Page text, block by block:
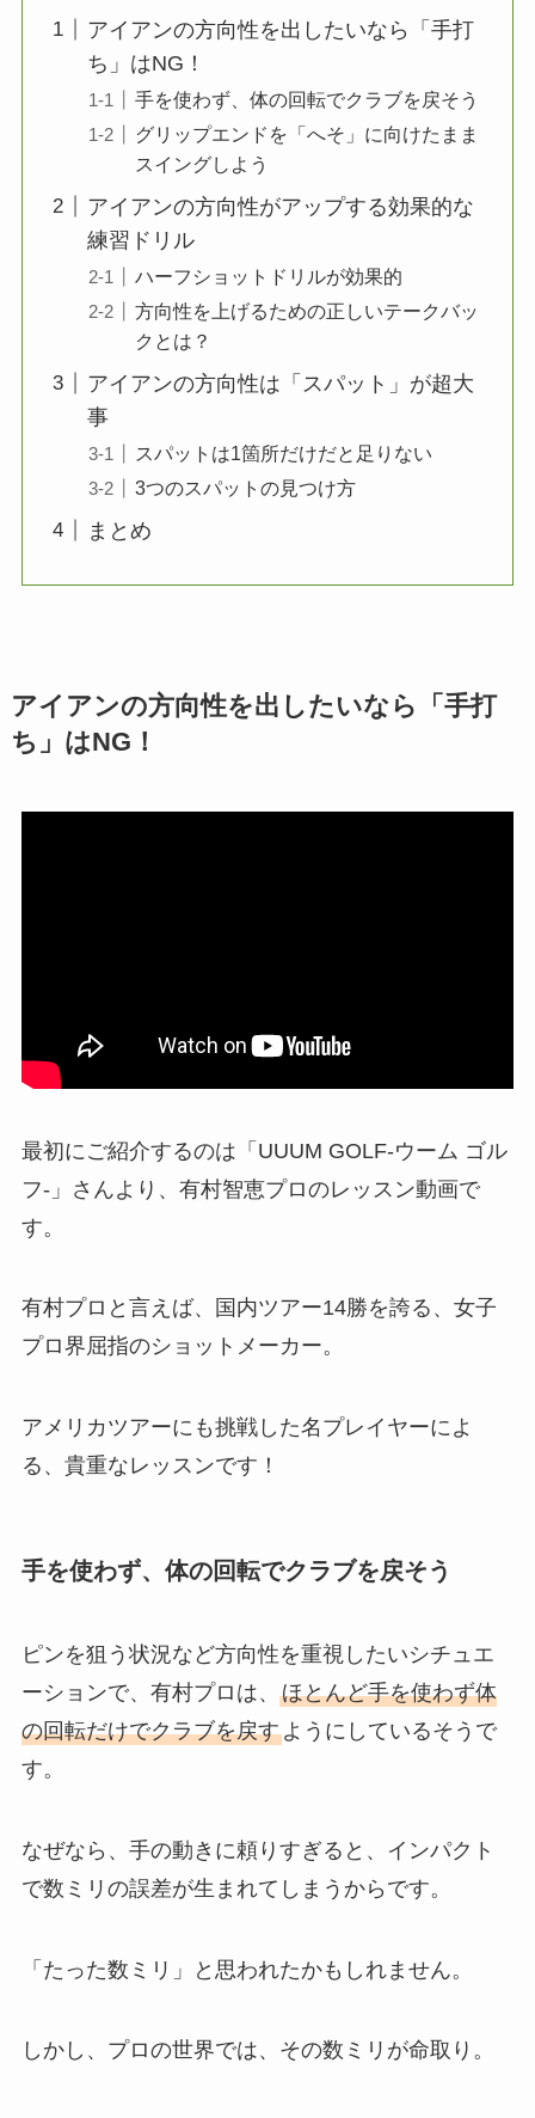
アイアンの方向性を出したいなら「手打
ち」はNG！
手を使わず、体の回転でクラブを戻そう
グリップエンドを「へそ」に向けたまま
スイングしよう
アイアンの方向性がアップする効果的な
練習ドリル
ハーフショットドリルが効果的
方向性を上げるための正しいテークバッ
クとは？
アイアンの方向性は「スパット」が超大
事
スパットは1箇所だけだと足りない
3つのスパットの見つけ方
まとめ
アイアンの方向性を出したいなら「手打
ち」はNG！
最初にご紹介するのは「UUUM GOLF-ウーム ゴル
フ-」さんより、有村智恵プロのレッスン動画で
す。
有村プロと言えば、国内ツアー14勝を誇る、女子
プロ界屈指のショットメーカー。
アメリカツアーにも挑戦した名プレイヤーによ
る、貴重なレッスンです！
手を使わず、体の回転でクラブを戻そう
ピンを狙う状況など方向性を重視したいシチュエ
ーションで、有村プロは、 ほとんど手を使わず体
の回転だけでクラブを戻すようにしているそうで
す。
なぜなら、手の動きに頼りすぎると、インパクト
で数ミリの誤差が生まれてしまうからです。
「たった数ミリ」と思われたかもしれません。
しかし、プロの世界では、その数ミリが命取り。